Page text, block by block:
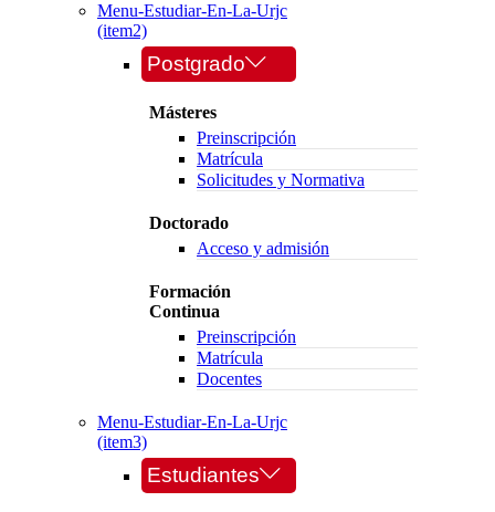
Menu-Estudiar-En-La-Urjc
(item2)
Postgrado
Másteres
Preinscripción
Matrícula
Solicitudes y Normativa
Doctorado
Acceso y admisión
Formación
Continua
Preinscripción
Matrícula
Docentes
Menu-Estudiar-En-La-Urjc
(item3)
Estudiantes